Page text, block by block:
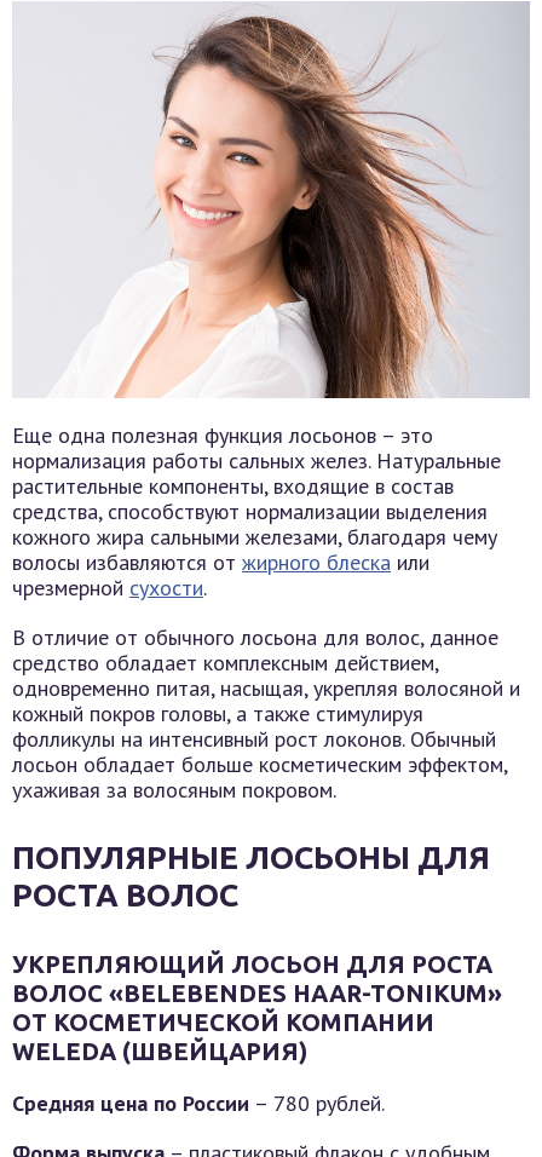
Еще одна полезная функция лосьонов – это
нормализация работы сальных желез. Натуральные
растительные компоненты, входящие в состав
средства, способствуют нормализации выделения
кожного жира сальными железами, благодаря чему
волосы избавляются от жирного блеска или
чрезмерной сухости.
В отличие от обычного лосьона для волос, данное
средство обладает комплексным действием,
одновременно питая, насыщая, укрепляя волосяной и
кожный покров головы, а также стимулируя
фолликулы на интенсивный рост локонов. Обычный
лосьон обладает больше косметическим эффектом,
ухаживая за волосяным покровом.
ПОПУЛЯРНЫЕ ЛОСЬОНЫ ДЛЯ
РОСТА ВОЛОС
УКРЕПЛЯЮЩИЙ ЛОСЬОН ДЛЯ РОСТА
ВОЛОС «BELEBENDES HAAR-TONIKUM»
ОТ КОСМЕТИЧЕСКОЙ КОМПАНИИ
WELEDA (ШВЕЙЦАРИЯ)
Средняя цена по России – 780 рублей.